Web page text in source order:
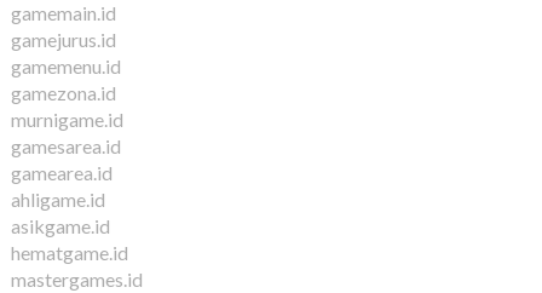
gamemain.id
gamejurus.id
gamemenu.id
gamezona.id
murnigame.id
gamesarea.id
gamearea.id
ahligame.id
asikgame.id
hematgame.id
mastergames.id